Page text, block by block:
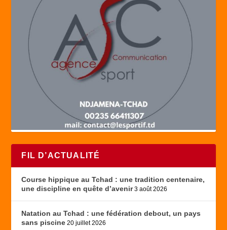
FIL D’ACTUALITÉ
Course hippique au Tchad : une tradition centenaire,
une discipline en quête d’avenir 3 août 2026
Natation au Tchad : une fédération debout, un pays
sans piscine 20 juillet 2026